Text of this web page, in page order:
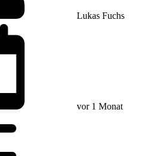
Lukas Fuchs
vor 1 Monat